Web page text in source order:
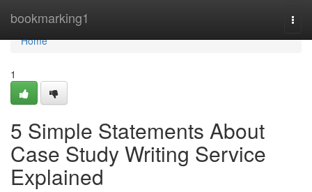
bookmarking1
Home
Home
1
5 Simple Statements About
Case Study Writing Service
Explained